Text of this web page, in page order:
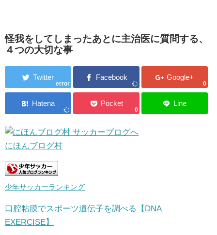
怪我をしてしまったあとに主治医に質問する、
４つの大切な事
error 0
0
にほんブログ村
少年サッカーランキング
口腔粘膜でスポーツ遺伝子を調べる【DNA
EXERCISE】